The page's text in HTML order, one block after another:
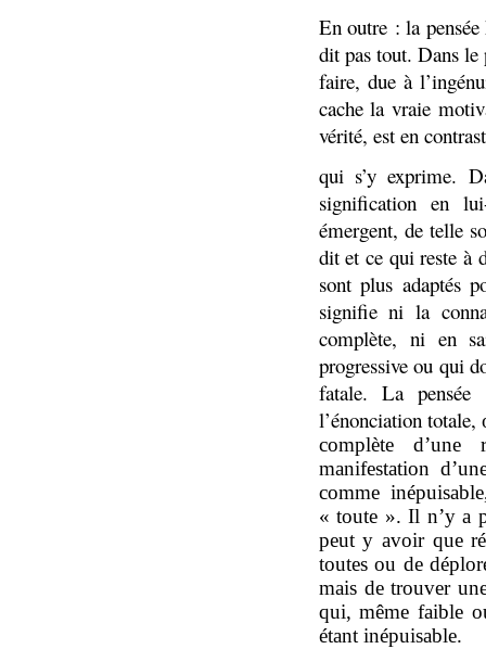
En outre : la
dit pas tout. Dans le
faire, due à
cache la vraie
vérité, est en
qui s’y exprime.
signification en
émergent, de telle
dit et ce qui reste à
sont plus adaptés
signifie ni la
complète, ni en
progressive ou qui
fatale. La
l’énonciation totale,
complète d’une
manifestation
comme
« toute ». Il n’y a
peut y avoir que
toutes ou de
mais de trouver
qui, même faible
étant inépuisable.